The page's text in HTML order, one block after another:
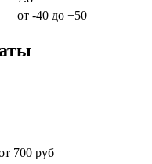
от -40 до +50
700 руб